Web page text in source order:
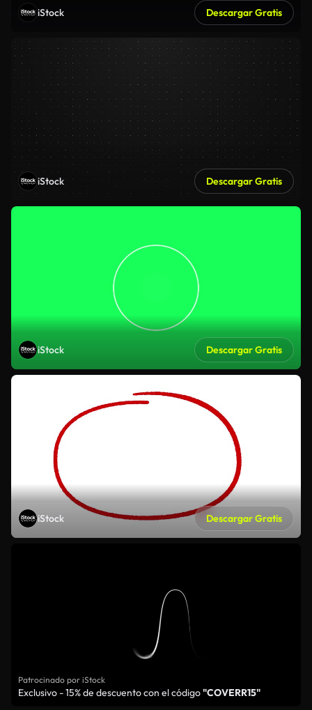
iStock Descargar Gratis
iStock Descargar Gratis
iStock Descargar Gratis
iStock Descargar Gratis
Patrocinado por iStock
Exclusivo - 15% de descuento con el código"COVERR15"